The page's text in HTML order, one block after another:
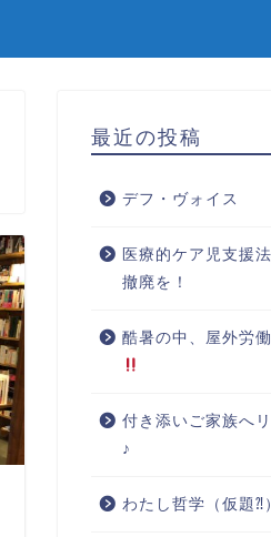
最近の投稿
デフ・ヴォイス
医療的ケア児支援
撤廃を！
酷暑の中、屋外労
付き添いご家族へ
♪
わたし哲学（仮題⁈